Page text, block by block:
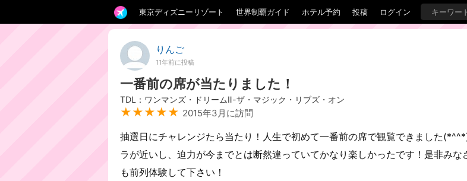
東京ディズニーリゾート 世界制覇ガイド ホテル予約 投稿 ログイン
りんご
11年前に投稿
一番前の席が当たりました！
TDL：ワンマンズ・ドリームⅡ-ザ・マジック・リブズ・オン
★★★★★ 2015年3月に訪問
抽選日にチャレンジたら当たり！人生で初めて一番前の席で観覧できました
ラが近いし、迫力が今までとは断然違っていてかなり楽しかったです！是非みな
も前列体験して下さい！